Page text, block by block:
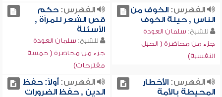
الفهرس:الخوف من
الناس , حيلة الخوف
للشيخ: سلمان العودة
جزء من محاضرة ( الحيل
النفسية)
الفهرس:حكم
قص الشعر للمرأة ,
الأسئلة
للشيخ: سلمان العودة
جزء من محاضرة ( خمسة
مقترحات)
الفهرس:الأخطار
المحيطة بالأمة
الفهرس:أولاً: حفظ
الدين , حفظ الضرورات